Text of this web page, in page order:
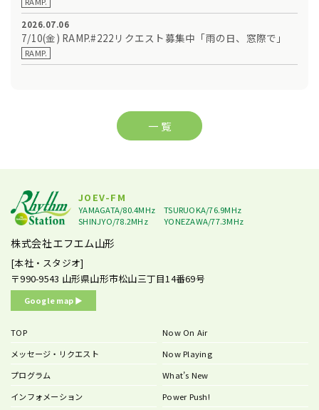
2026.07.06
7/10(金) RAMP.#222リクエスト募集中「雨の日、窓際で」
RAMP.
一 覧
JOEV-FM
YAMAGATA/80.4MHz
TSURUOKA/76.9MHz
SHINJYO/78.2MHz
YONEZAWA/77.3MHz
株式会社エフエム山形
[本社・スタジオ]
〒990-9543 山形県山形市松山三丁目14番69号
Google map ▶︎
TOP
メッセージ・リクエスト
プログラム
インフォメーション
Now On Air
Now Playing
What’s New
Power Push!